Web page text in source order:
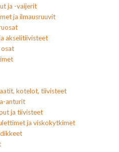
ja -vaijerit
ja ilmausruuvit
akselitiivisteet
osat
kotelot, tiivisteet
anturit
ja tiivisteet
ja viskokytkimet